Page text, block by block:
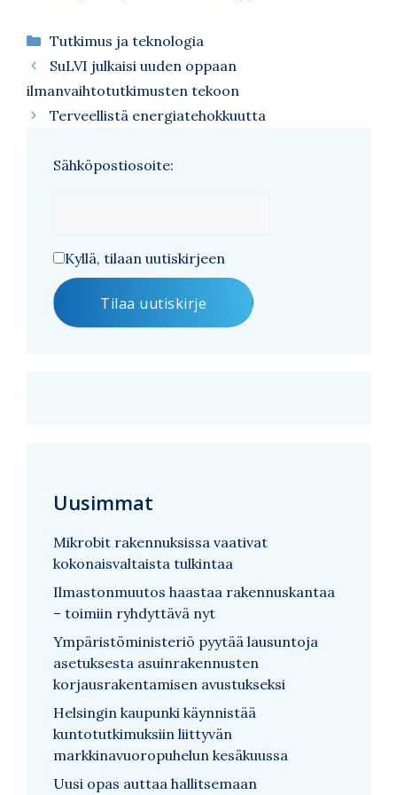
Kategoriat
Tutkimus ja teknologia
SuLVI julkaisi uuden oppaan
ilmanvaihtotutkimusten tekoon
Terveellistä energiatehokkuutta
Sähköpostiosoite:
Kyllä, tilaan uutiskirjeen
Uusimmat
Mikrobit rakennuksissa vaativat
kokonaisvaltaista tulkintaa
Ilmastonmuutos haastaa rakennuskantaa
– toimiin ryhdyttävä nyt
Ympäristöministeriö pyytää lausuntoja
asetuksesta asuinrakennusten
korjausrakentamisen avustukseksi
Helsingin kaupunki käynnistää
kuntotutkimuksiin liittyvän
markkinavuoropuhelun kesäkuussa
Uusi opas auttaa hallitsemaan